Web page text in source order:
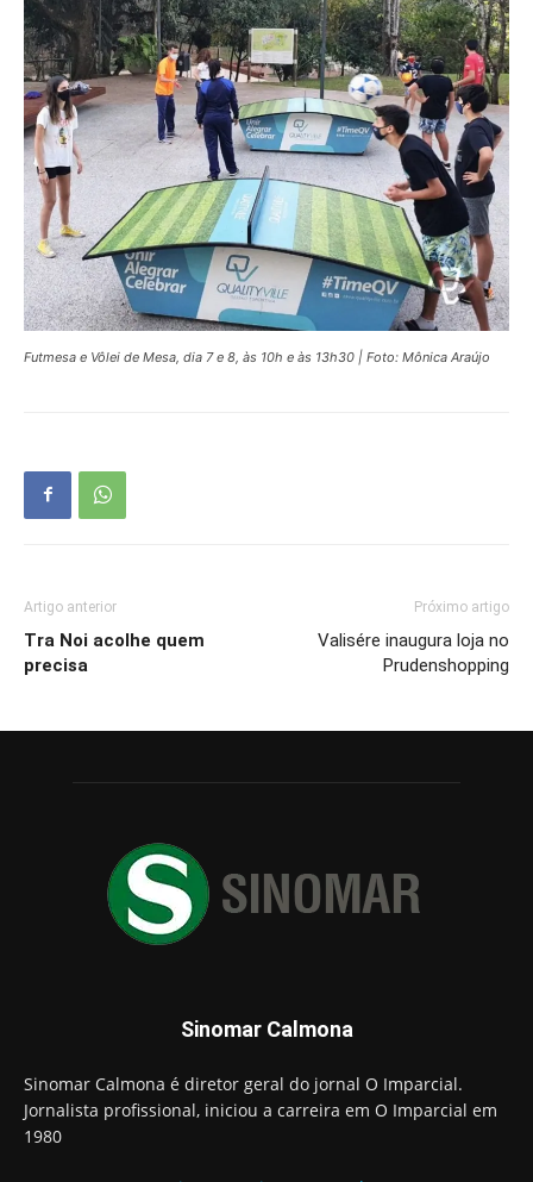
Futmesa e Vôlei de Mesa, dia 7 e 8, às 10h e às 13h30 | Foto: Mônica Araújo
Artigo anterior
Tra Noi acolhe quem
precisa
Próximo artigo
Valisére inaugura loja no
Prudenshopping
Sinomar Calmona
Sinomar Calmona é diretor geral do jornal O Imparcial.
Jornalista profissional, iniciou a carreira em O Imparcial em
1980